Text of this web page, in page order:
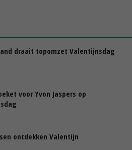
draait topomzet Valentijnsdag
voor Yvon Jaspers op
ontdekken Valentijn